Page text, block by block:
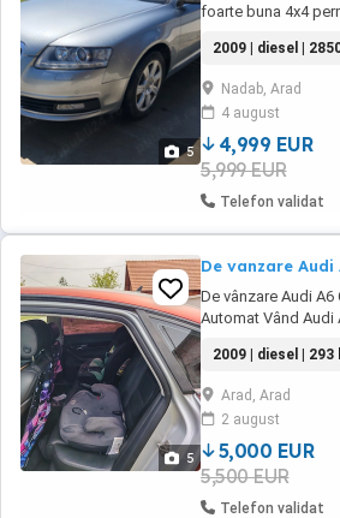
5
foarte buna 4x4
parcare față, spate
lumina Lumini de zi
Magazie CD Card
omologata rar
2009 | diesel |
Nadab, Arad
4 august
4,999 EUR
5,999 EUR
Telefon validat
5
De vanzare Audi
De vânzare Audi A6
Automat Vând Audi
automată. Mașina
un confort
Quattro Interior
modern și protecție
2009 | diesel | 293
Arad, Arad
2 august
5,000 EUR
5,500 EUR
Telefon validat